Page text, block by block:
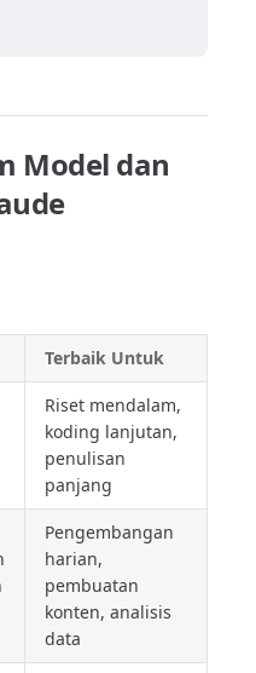
Model dan
Terbaik Untuk
Riset mendalam,
koding lanjutan,
penulisan
panjang
Pengembangan
harian,
pembuatan
konten, analisis
data